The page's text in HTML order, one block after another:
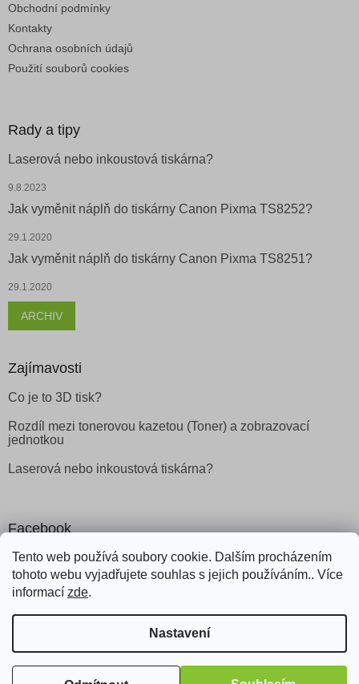
Tento web používá soubory cookie. Dalším procházením
tohoto webu vyjadřujete souhlas s jejich používáním.. Více
informací zde.
Nastavení
Obchodní podmínky
Kontakty
Ochrana osobních údajů
Použití souborů cookies
Rady a tipy
Laserová nebo inkoustová tiskárna?
9.8.2023
Jak vyměnit náplň do tiskárny Canon Pixma TS8252?
29.1.2020
Jak vyměnit náplň do tiskárny Canon Pixma TS8251?
29.1.2020
ARCHIV
Zajímavosti
Co je to 3D tisk?
Rozdíl mezi tonerovou kazetou (Toner) a zobrazovací
jednotkou
Laserová nebo inkoustová tiskárna?
Facebook